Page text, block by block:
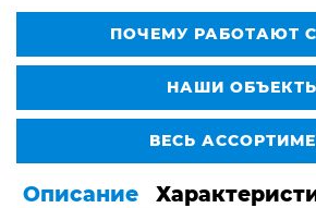
ПОЧЕМУ РАБОТАЮТ
НАШИ
ВЕСЬ
Описание